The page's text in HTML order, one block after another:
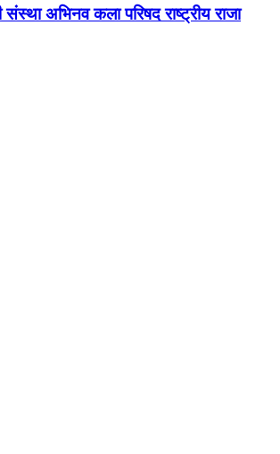
अभिनव कला परिषद राष्ट्रीय राजा